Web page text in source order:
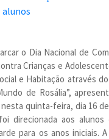
Dia Nacional de
Crianças e
e Habitação através do
de Rosália”,
nesta quinta-feira, dia 16
direcionada aos
para os anos iniciais.